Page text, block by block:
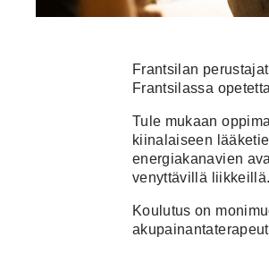
Frantsilan
Frantsilassa
Tule mukaan
kiinalaiseen
energiakanavien
venyttävillä liikkeillä.
Koulutus on